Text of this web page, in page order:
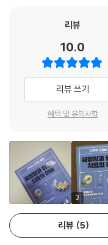
우리나라에서 담도암은 암
고 있으며, 한 해에 7천 명
인인데, 우리나라에서도 고
높아지고 있다. 담도암은
가 매우 어렵고, 예후도 그
--- p.198
간에 생기는 모든 악성 종
세포들이 존재하고 그중 어
이름과 성질을 가진다. 흔히
세포암을 의미한다. 그러나
는 소견들을 바탕으로 하되
실제로도 최근, 췌장암에서
항암치료를 수술 혹은 방사
은 결과를 보이고 있다. 췌
세 환자 역시 항암치료 후 수
러나 모든 환자에게 이러한
진들의 곁을 떠나기도 하고
못하기도 한다. 그러나 중
때 필요한 해결책을 함께
의 남은 생을 행복하게 마
있다.
리뷰
10.0
리뷰 쓰기
혜택 및 유의사항
3
리뷰 5